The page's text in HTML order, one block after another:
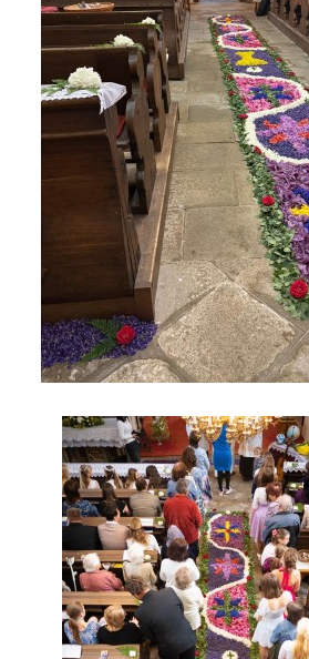
Farnost Studená
Nám. Sv. J.
STUDENÁ
378 566
© 2026 eStránky.cz |Tisk